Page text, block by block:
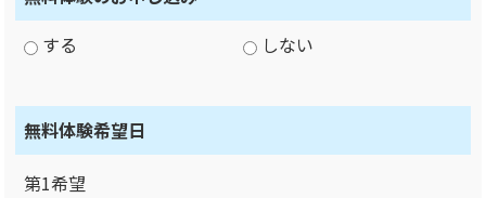
する
しない
無料体験希望日
第1希望